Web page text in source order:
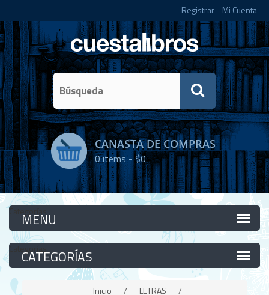
Registrar Mi Cuenta
CANASTA DE COMPRAS
0items -$0
Categorías
Categorías
Inicio / LETRAS
/